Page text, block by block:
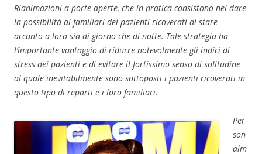
Rianimazioni a porte aperte, che in pratica consistono nel dare
la possibilità ai familiari dei pazienti ricoverati di stare
accanto a loro sia di giorno che di notte. Tale strategia ha
l’importante vantaggio di ridurre notevolmente gli indici di
stress dei pazienti e di evitare il fortissimo senso di solitudine
al quale inevitabilmente sono sottoposti i pazienti ricoverati in
questo tipo di reparti e i loro familiari.
Per
son
alm